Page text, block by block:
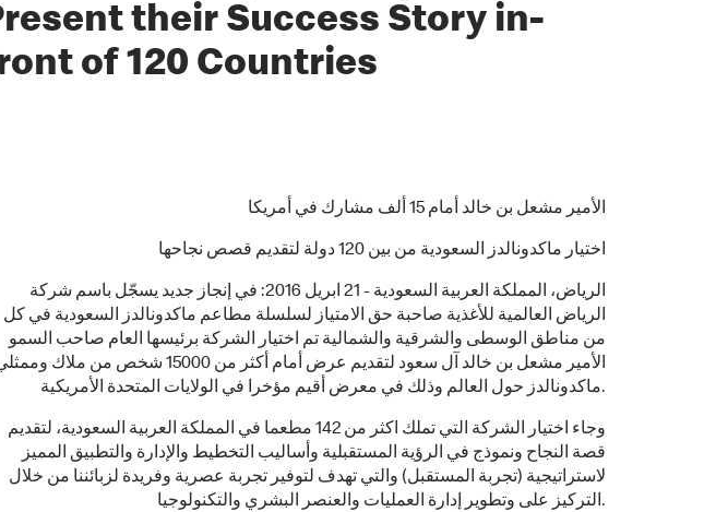
their Success Story in-
of 120 Countries
الأمير مشعل بن خالد أمام 15 ألف مشارك في أمريكا
اختيار ماكدونالدز السعودية من بين 120 دولة لتقديم قصص نجاحها
الرياض، المملكة العربية السعودية - 21 ابريل 2016: في إنجاز جديد يسجّل باسم شركة
الرياض العالمية للأغذية صاحبة حق الامتياز لسلسلة مطاعم ماكدونالدز السعودية في كل
من مناطق الوسطى والشرقية والشمالية تم اختيار الشركة برئيسها العام صاحب السمو
الأمير مشعل بن خالد آل سعود لتقديم عرض أمام أكثر من 15000 شخص من ملاك
ماكدونالدز حول العالم وذلك في معرض أقيم مؤخرا في الولايات المتحدة الأمريكية.
وجاء اختيار الشركة التي تملك اكثر من 142 مطعما في المملكة العربية السعودية، لتقديم
قصة النجاح ونموذج في الرؤية المستقبلية وأساليب التخطيط والإدارة والتطبيق المميز
لاستراتيجية (تجربة المستقبل) والتي تهدف لتوفير تجربة عصرية وفريدة لزبائننا من خلال
التركيز على وتطوير إدارة العمليات والعنصر البشري والتكنولوجيا.